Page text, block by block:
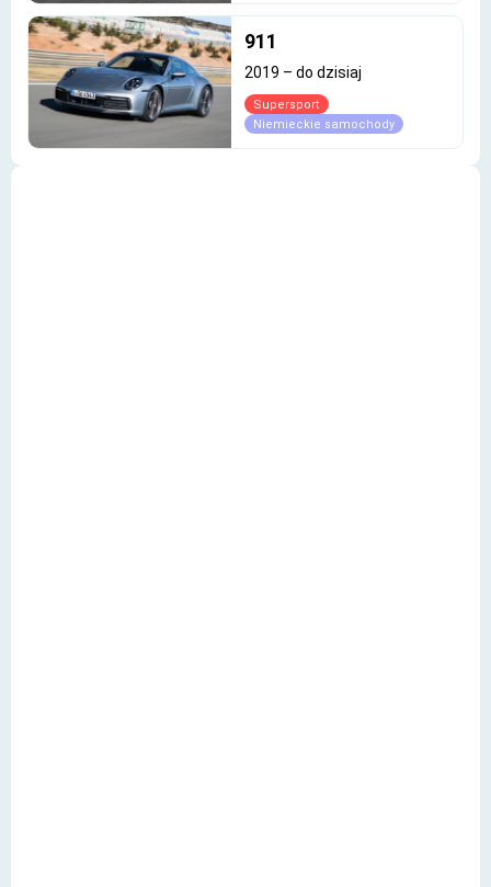
911
2019 – do dzisiaj
Supersport
Niemieckie samochody